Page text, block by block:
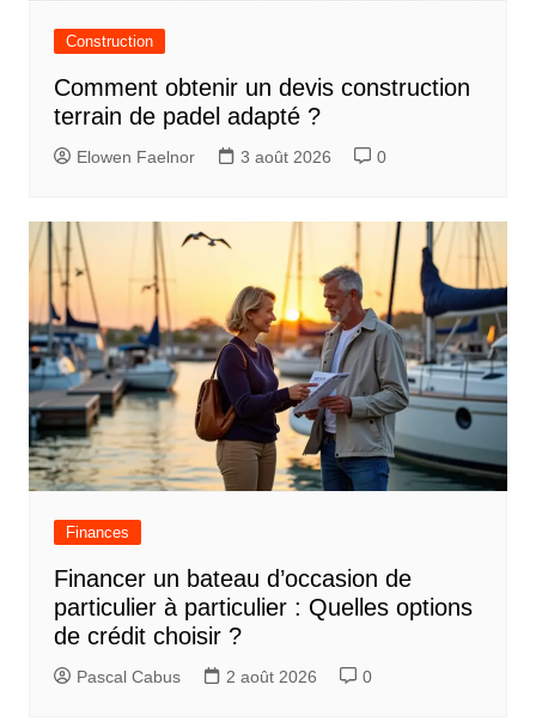
Construction
Comment obtenir un devis construction
terrain de padel adapté ?
Elowen Faelnor 3 août 2026 0
Finances
Financer un bateau d’occasion de
particulier à particulier : Quelles options
de crédit choisir ?
Pascal Cabus 2 août 2026 0